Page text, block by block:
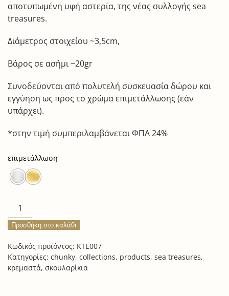
αποτυπωμένη υφή αστερία, της νέας συλλογής sea
treasures.
Διάμετρος στοιχείου ~3,5cm,
Βάρος σε ασήμι ~20gr
Συνοδεύονται από πολυτελή συσκευασία δώρου και
εγγύηση ως προς το χρώμα επιμετάλλωσης (εάν
υπάρχει).
*στην τιμή συμπεριλαμβάνεται ΦΠΑ 24%
επιμετάλλωση
starfish
earrings
L
ποσότητα
Προσθήκη στο καλάθι
Κωδικός προϊόντος: KTE007
Κατηγορίες: chunky, collections, products, sea treasures,
κρεμαστά, σκουλαρίκια